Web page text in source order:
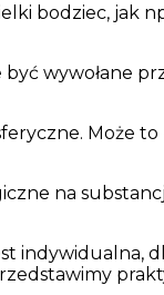
bodziec, jak
wywołane
Może
na
indywidualna,